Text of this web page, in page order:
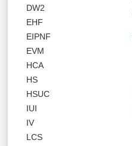
DW2
EHF
EIPNF
EVM
HCA
HS
HSUC
IUI
IV
LCS